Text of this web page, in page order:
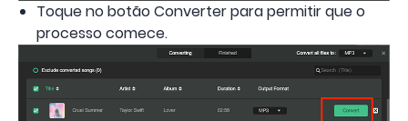
Toque no botão Converter para permitir que o
processo comece.